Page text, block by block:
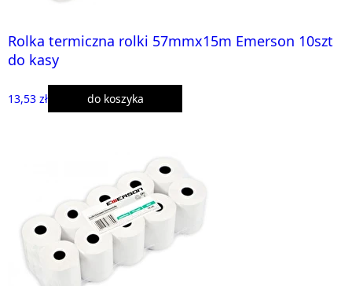
Rolka termiczna rolki 57mmx15m Emerson 10szt
do kasy
13,53 zł do koszyka